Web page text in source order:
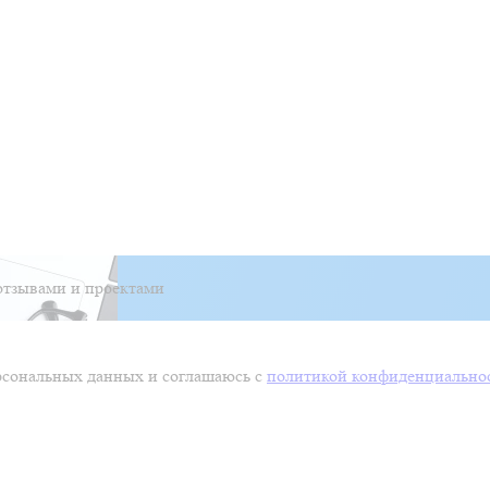
и проектами
данных и соглашаюсь с политикой